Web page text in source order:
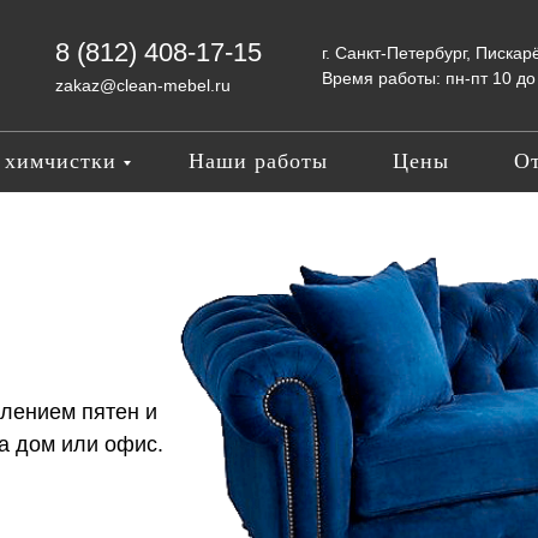
8 (812) 408-17-15
zakaz@clean-mebel.ru
г. Санкт-Петербург,
Время работы: пн-пт 10
Наши работы Цены
пятен и
дом или офис.